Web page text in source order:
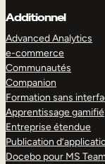
Additionnel
Advanced Analytics
e-commerce
Communautés
Companion
Formation sans
Apprentissage gamifié
Entreprise étendue
Publication
Docebo pour MS